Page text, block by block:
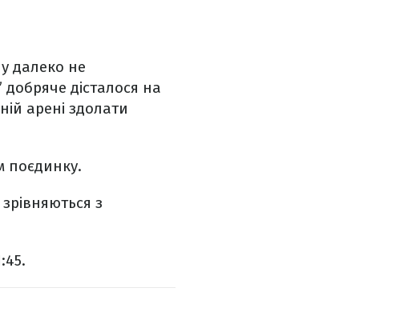
далеко не
дісталося на
арені здолати
поєдинку.
з